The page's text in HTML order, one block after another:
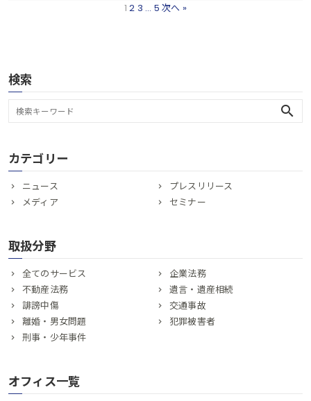
1 2 3 … 5 次へ »
検索
search
カテゴリー
ニュース
プレスリリース
メディア
セミナー
取扱分野
全てのサービス
企業法務
不動産法務
遺言・遺産相続
誹謗中傷
交通事故
離婚・男女問題
犯罪被害者
刑事・少年事件
オフィス一覧